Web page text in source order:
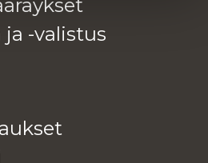
-va­lis­tus